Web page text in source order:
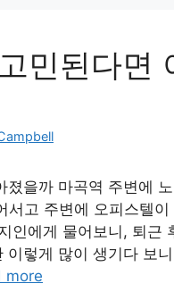
민된다면
졌을까 마곡역 주변에
서고 주변에 오피스텔
인에게 물어보니, 퇴근
이렇게 많이 생기다 보
more